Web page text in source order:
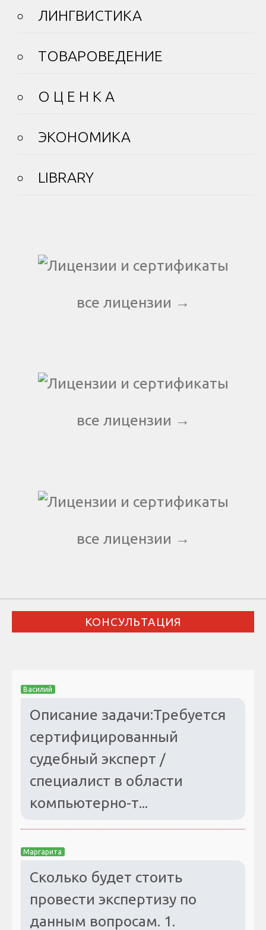
ЛИНГВИСТИКА
ТОВАРОВЕДЕНИЕ
О Ц Е Н К А
ЭКОНОМИКА
LIBRARY
все лицензии →
все лицензии →
все лицензии →
КОНСУЛЬТАЦИЯ
Василий
Описание задачи:Требуется
сертифицированный
судебный эксперт /
специалист в области
компьютерно-т...
Маргарита
Сколько будет стоить
провести экспертизу по
данным вопросам. 1.